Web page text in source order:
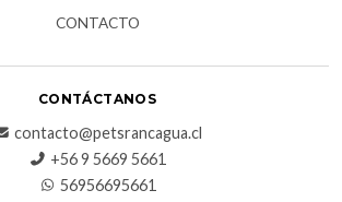
CONTACTO
CONTÁCTANOS
contacto@petsrancagua.cl
‪+56 9 5669 5661‬
56956695661‬